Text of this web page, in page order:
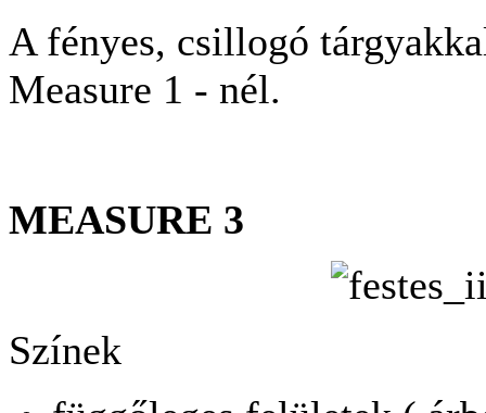
A fényes, csillogó
Measure 1 - nél.
MEASURE 3
Színek